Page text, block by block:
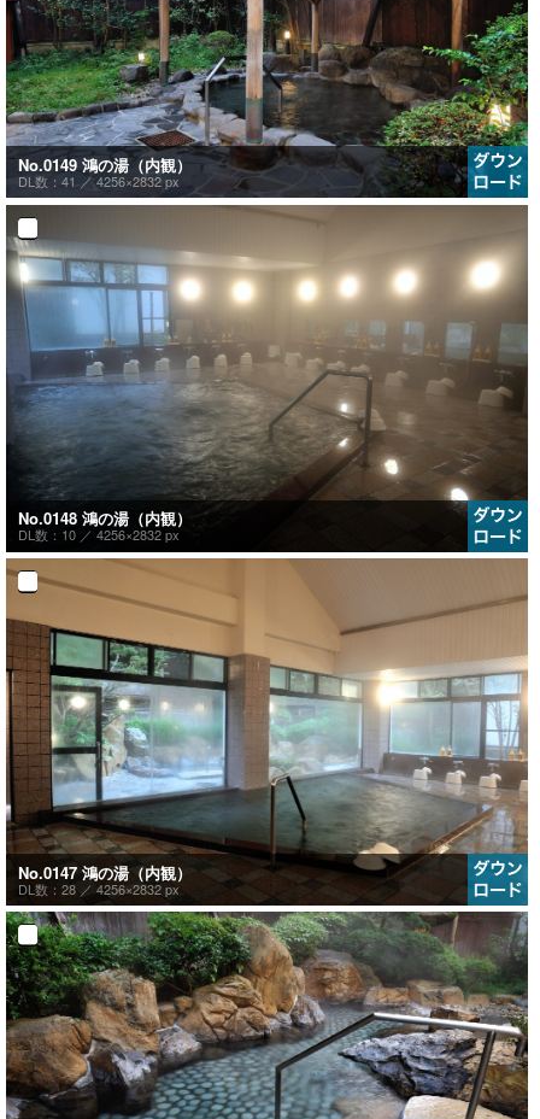
No.0149 鴻の湯（内観）
DL数：41 ／4256×2832 px
No.0148 鴻の湯（内観）
DL数：10 ／ 4256×2832 px
No.0147 鴻の湯（内観）
DL数：28 ／4256×2832 px